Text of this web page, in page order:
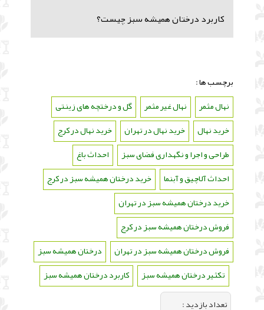
کاربرد درختان همیشه سبز چیست؟
برچسب ها :
نهال مثمر
نهال غیر مثمر گل و درختچه های زینتی
خرید نهال
خرید نهال در تهران خرید نهال در کرج
طراحی و اجرا و نگهداری فضای سبز
احداث باغ
احداث آلاچیق و آبنما
خرید درختان همیشه سبز در کرج
خرید درختان همیشه سبز در تهران
فروش درختان همیشه سبز در کرج
فروش درختان همیشه سبز در تهران
درختان همیشه سبز
تکثیر درختان همیشه سبز
کاربرد درختان همیشه سبز
تعداد بازديد :